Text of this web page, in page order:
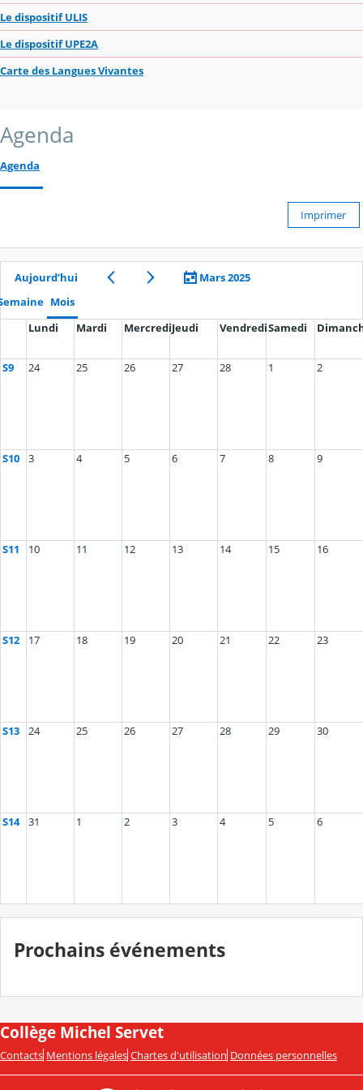
Le dispositif ULIS
Le dispositif UPE2A
Carte des Langues Vivantes
Agenda
Agenda
Imprimer
Aujourd’hui
Mars 2025
Mois
Lundi
Mardi MercrediJeudi VendrediSamedi
S9 24 25 26 27 28 1 2
S10 3 4 5 6 7 8 9
S11 10 11 12 13 14 15 16
S12 17 18 19 20 21 22 23
S13 24 25 26 27 28 29 30
S14 31 1 2 3 4 5 6
Prochains événements
Collège Michel Servet
Contacts Mentions légales Chartes d'utilisation Données personnelles